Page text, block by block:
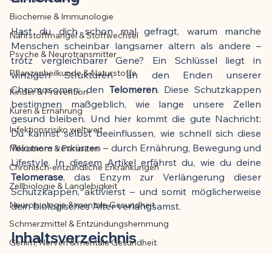
Der Artikel wurde mit Unterstützung von
KI erstellt und redaktionell geprüft vom
angegebenen Autor
Biochemie & Immunologie
Nährstoffmangel & Stoffwechsel
Psyche & Neurotransmitter
Pflanzenheilkunde & Naturstoffe
Kinder & Prävention
Kuren & Ernährung
Infektionsrisiko weltweit
Mikrobiom & Parasiten
Chronisch-entzündliche Erkrankungen
Zellbiologie & Langlebigkeit
Neurobiologie & mentale Gesundheit
Schmerzmittel & Entzündungshemmung
Gehirn, Nerven & mentale Gesundheit
Hast du dich schon mal gefragt, warum manche
Menschen scheinbar langsamer altern als andere –
trotz vergleichbarer Gene? Ein Schlüssel liegt in
winzigen Strukturen an den Enden unserer
Chromosomen: den Telomeren. Diese Schutzkappen
bestimmen maßgeblich, wie lange unsere Zellen
gesund bleiben. Und hier kommt die gute Nachricht:
Du kannst selbst beeinflussen, wie schnell sich diese
Telomere verkürzen – durch Ernährung, Bewegung und
Telomerase, das Enzym zur Verlängerung dieser
Schutzkappen, aktivierst – und somit möglicherweise
dein biologisches Alter verlangsamst.
Inhaltsverzeichnis